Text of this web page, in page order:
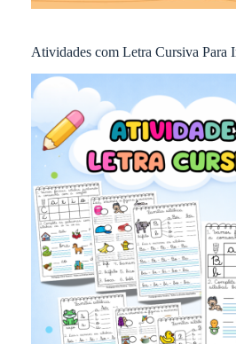
Atividades com Letra Cursiva Para